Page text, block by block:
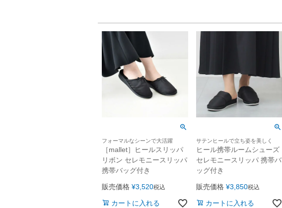
フォーマルなシーンで大活躍
［mallet］ヒールスリッパ
リボン セレモニースリッパ
携帯バッグ付き
販売価格 ¥3,520税込
カートに入れる
サテンヒールで立ち姿を美しく
ヒール携帯ルームシューズ
セレモニースリッパ 携帯バ
ッグ付き
販売価格 ¥3,850税込
カートに入れる